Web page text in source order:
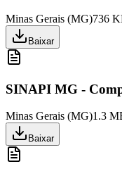
Minas Gerais (MG)736
Baixar
SINAPI MG -
Minas Gerais (MG)1.3
Baixar